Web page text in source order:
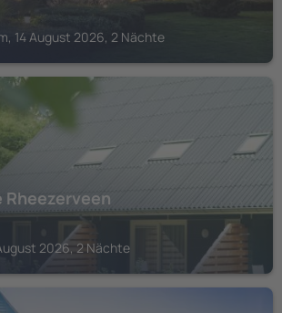
14 August 2026, 2 Nächte
2026, 2 Nächte